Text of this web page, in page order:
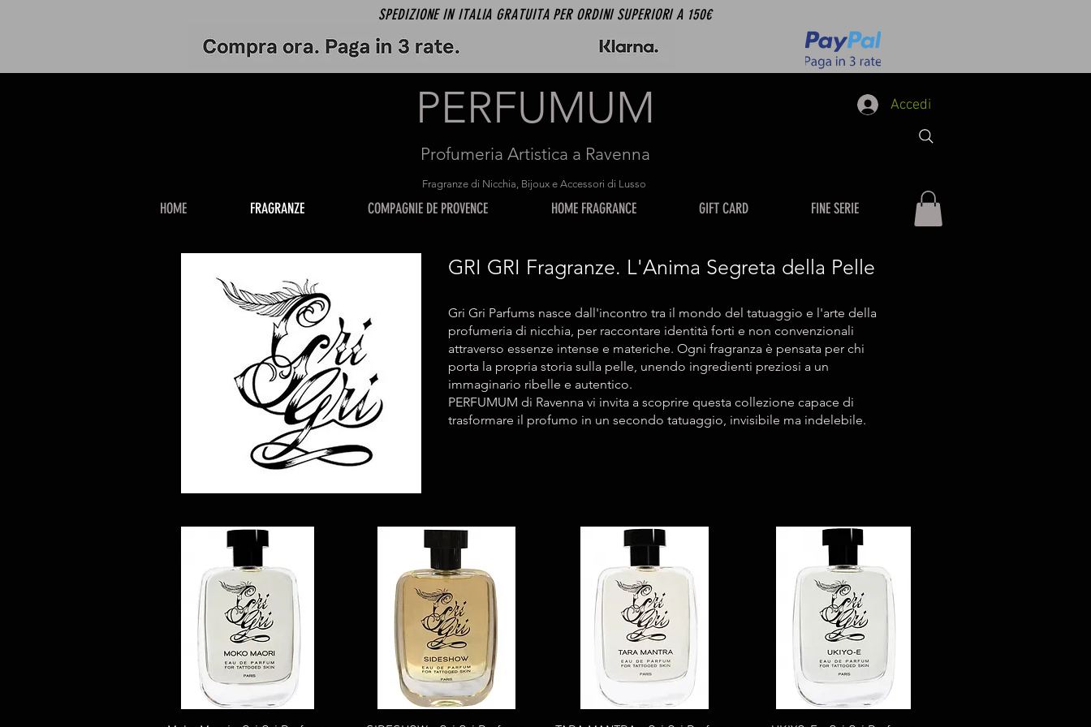
SPEDIZIONE IN ITALIA GRATUITA PER ORDINI SUPERIORI A 150€
PERFUMUM
Profumeria Artistica a Ravenna
Accedi
Fragranze di Nicchia, Bijoux e Accessori di Lusso
HOME FRAGRANZE COMPAGNIE DE PROVENCE HOME FRAGRANCE GIFT CARD FINE SERIE
GRI GRI Fragranze. L'Anima Segreta della Pelle
Gri Gri Parfums nasce dall'incontro tra il mondo del tatuaggio e l'arte della
profumeria di nicchia, per raccontare identità forti e non convenzionali
attraverso essenze intense e materiche. Ogni fragranza è pensata per chi
porta la propria storia sulla pelle, unendo ingredienti preziosi a un
immaginario ribelle e autentico.
PERFUMUM di Ravenna vi invita a scoprire questa collezione capace di
trasformare il profumo in un secondo tatuaggio, invisibile ma indelebile.